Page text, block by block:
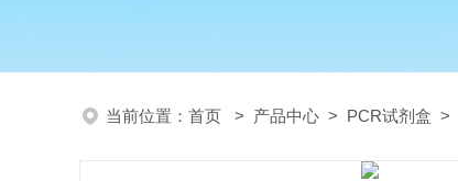
当前位置： 首页 > 产品中心 > PCR试剂盒 >